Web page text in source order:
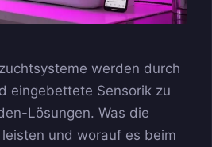
werden durch
eingebettete Sensorik zu
Lösungen. Was die
und worauf es beim